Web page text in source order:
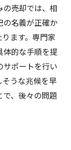
の売却では、相
の名義が正確か
ます。専門家
的な手順を提
ポートを行い
うな兆候を早
、後々の問題